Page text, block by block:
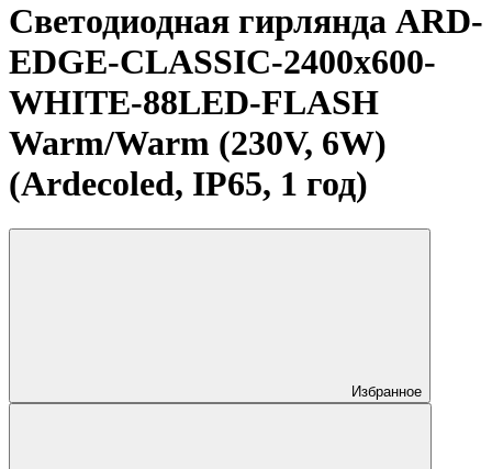
Светодиодная гирлянда ARD-
EDGE-CLASSIC-2400x600-
WHITE-88LED-FLASH
Warm/Warm (230V, 6W)
(Ardecoled, IP65, 1 год)
Избранное